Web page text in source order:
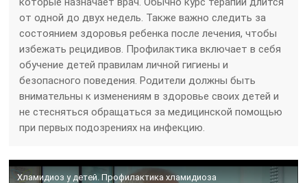
от одной до двух недель. Также важно следить за
состоянием здоровья ребенка после лечения, чтобы
избежать рецидивов. Профилактика включает в себя
обучение детей правилам личной гигиены и
безопасного поведения. Родители должны быть
внимательны к изменениям в здоровье своих детей и
не стесняться обращаться за медицинской помощью
при первых подозрениях на инфекцию.
Хламидиоз у детей. Профилактика хламидиоза